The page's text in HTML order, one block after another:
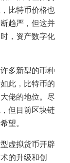
比特币价格也
趋严，但这并
，资产数字化
多新型的币种
此，比特币的
佬的地位。尽
但目前区块链
望。
虚拟货币开辟
的升级和创